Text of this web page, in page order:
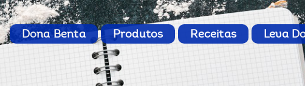
Dona Benta Produtos Receitas Leva